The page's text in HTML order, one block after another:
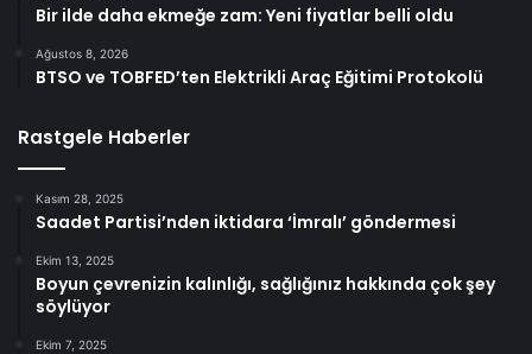
Bir ilde daha ekmeğe zam: Yeni fiyatlar belli oldu
Ağustos 8, 2026
BTSO ve TOBFED’ten Elektrikli Araç Eğitimi Protokolü
Rastgele Haberler
Kasım 28, 2025
Saadet Partisi’nden iktidara ‘İmralı’ göndermesi
Ekim 13, 2025
Boyun çevrenizin kalınlığı, sağlığınız hakkında çok şey
söylüyor
Ekim 7, 2025